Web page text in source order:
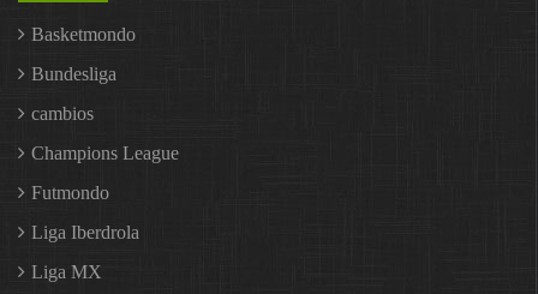
Basketmondo
Bundesliga
cambios
Champions League
Futmondo
Liga Iberdrola
Liga MX